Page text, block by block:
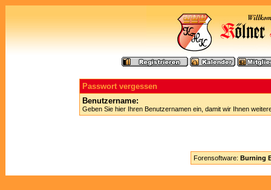
Passwort vergessen
Benutzername:
Geben Sie hier Ihren Benutzernamen ein, damit wir Ihnen
Forensoftware: Burning